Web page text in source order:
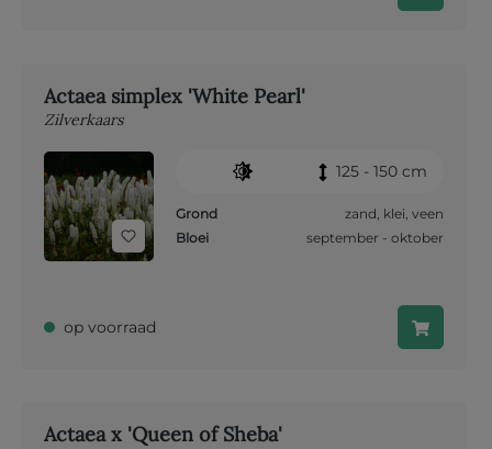
Actaea simplex 'White Pearl'
Zilverkaars
125 - 150 cm
Grond zand, klei, veen
Bloei
september - oktober
op voorraad
Actaea x 'Queen of Sheba'